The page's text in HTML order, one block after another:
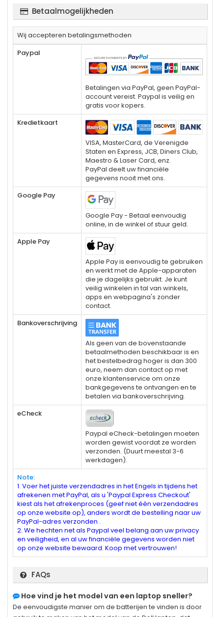
Betaalmogelijkheden
Wij accepteren betalingsmethoden
Paypal
Betalingen via PayPal, geen PayPal-
account vereist. Paypal is veilig en
gratis voor kopers.
Kredietkaart
VISA, MasterCard, de Verenigde
Staten en Express, JCB, Diners Club,
Maestro & Laser Card, enz.
PayPal deelt uw financiële
gegevens nooit met ons.
Google Pay
Google Pay - Betaal eenvoudig
online, in de winkel of stuur geld.
Apple Pay
Apple Pay is eenvoudig te gebruiken
en werkt met de Apple-apparaten
die je dagelijks gebruikt. Je kunt
veilig winkelen in tal van winkels,
apps en webpagina's zonder
contact.
Bankoverschrijving
Als geen van de bovenstaande
betaalmethoden beschikbaar is en
het bestelbedrag hoger is dan 300
euro, neem dan contact op met
onze klantenservice om onze
bankgegevens te ontvangen en te
betalen via bankoverschrijving.
eCheck
Paypal eCheck-betalingen moeten
worden gewist voordat ze worden
verzonden. (Duurt meestal 3-6
werkdagen).
Note:
1. Voer het juiste verzendadres in het Engels in tijdens het
afrekenen met PayPal, als u 'Paypal Express Checkout'
kiest als het afrekenproces (geef niet één verzendadres
op onze website op), anders wordt de bestelling naar uw
PayPal-adres verzonden .
2. We hechten net als Paypal veel belang aan uw privacy
en veiligheid, en al uw financiële gegevens worden niet
op onze website bewaard. Koop met vertrouwen!
FAQs
Hoe vind je het model van een laptop sneller?
De eenvoudigste manier om de batterijen te vinden is door